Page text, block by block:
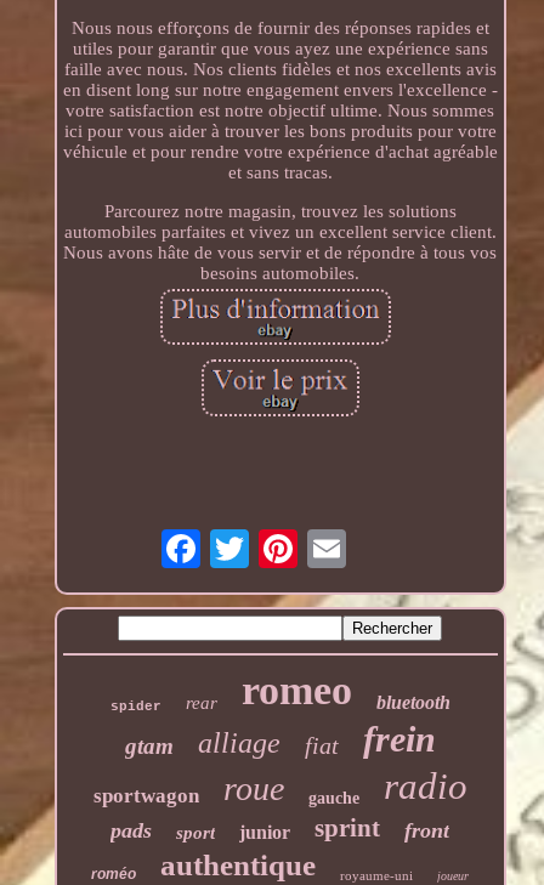
Nous nous efforçons de fournir des réponses rapides et
utiles pour garantir que vous ayez une expérience sans
faille avec nous. Nos clients fidèles et nos excellents avis
en disent long sur notre engagement envers l'excellence -
votre satisfaction est notre objectif ultime. Nous sommes
ici pour vous aider à trouver les bons produits pour votre
véhicule et pour rendre votre expérience d'achat agréable
et sans tracas.
Parcourez notre magasin, trouvez les solutions
automobiles parfaites et vivez un excellent service client.
Nous avons hâte de vous servir et de répondre à tous vos
besoins automobiles.
spider rear romeo bluetooth
gtam alliage fiat frein
sportwagon roue gauche radio
pads sport junior sprint front
roméo authentique royaume-uni joueur